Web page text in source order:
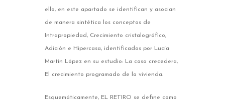
ello, en este apartado se identifican y asocian
de manera sintética los conceptos de
Intrapropiedad, Crecimiento cristalográfico,
Adición e Hipercasa, identificados por Lucía
Martín López en su estudio: La casa crecedera,
El crecimiento programado de la vivienda.
Esquemáticamente, EL RETIRO se define como